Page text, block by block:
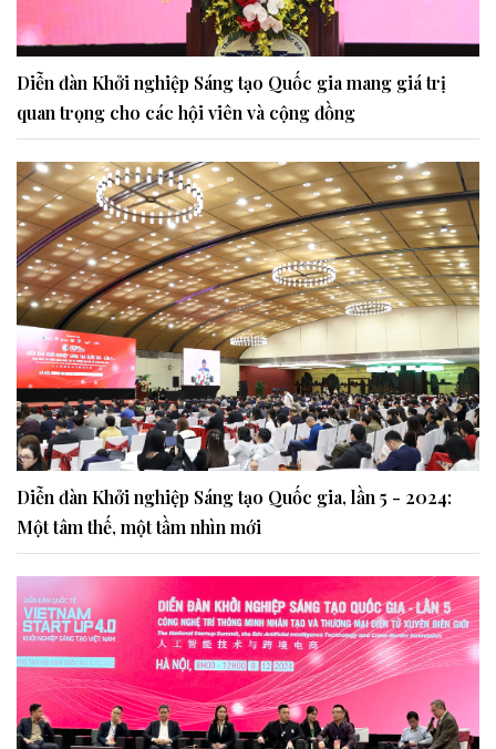
Diễn đàn Khởi nghiệp Sáng tạo Quốc gia mang giá trị
quan trọng cho các hội viên và cộng đồng
Diễn đàn Khởi nghiệp Sáng tạo Quốc gia, lần 5 - 2024:
Một tâm thế, một tầm nhìn mới